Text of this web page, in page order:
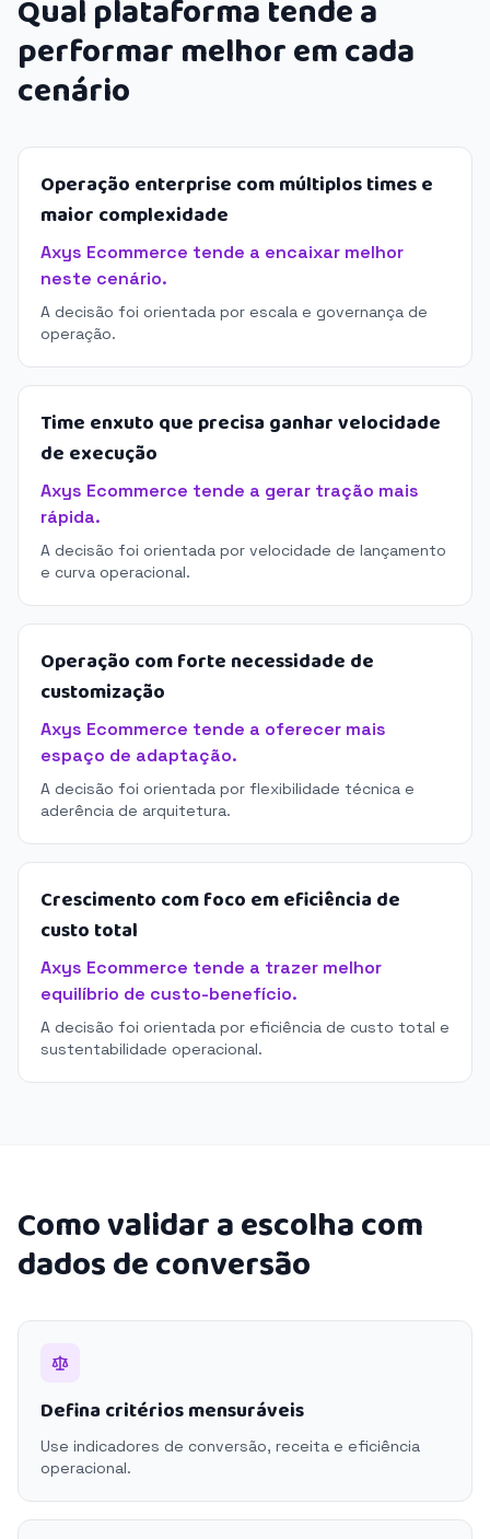
Qual plataforma tende a
performar melhor em cada
cenário
Operação enterprise com múltiplos times e
maior complexidade
Axys Ecommerce tende a encaixar melhor
neste cenário.
A decisão foi orientada por escala e governança de
operação.
Time enxuto que precisa ganhar velocidade
de execução
Axys Ecommerce tende a gerar tração mais
rápida.
A decisão foi orientada por velocidade de lançamento
e curva operacional.
Operação com forte necessidade de
customização
Axys Ecommerce tende a oferecer mais
espaço de adaptação.
A decisão foi orientada por flexibilidade técnica e
aderência de arquitetura.
Crescimento com foco em eficiência de
custo total
Axys Ecommerce tende a trazer melhor
equilíbrio de custo-benefício.
A decisão foi orientada por eficiência de custo total e
sustentabilidade operacional.
Como validar a escolha com
dados de conversão
Defina critérios mensuráveis
Use indicadores de conversão, receita e eficiência
operacional.